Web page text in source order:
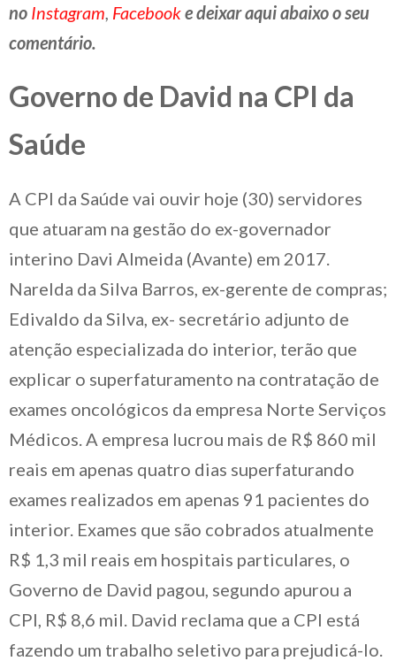
no Instagram, Facebooke deixar aqui abaixo o seu
comentário.
Governo de David na CPI da
Saúde
A CPI da Saúde vai ouvir hoje (30) servidores
que atuaram na gestão do ex-governador
interino Davi Almeida (Avante) em 2017.
Narelda da Silva Barros, ex-gerente de compras;
Edivaldo da Silva, ex- secretário adjunto de
atenção especializada do interior, terão que
explicar o superfaturamento na contratação de
exames oncológicos da empresa Norte Serviços
Médicos. A empresa lucrou mais de R$ 860 mil
reais em apenas quatro dias superfaturando
exames realizados em apenas 91 pacientes do
interior. Exames que são cobrados atualmente
R$ 1,3 mil reais em hospitais particulares, o
Governo de David pagou, segundo apurou a
CPI, R$ 8,6 mil. David reclama que a CPI está
fazendo um trabalho seletivo para prejudicá-lo.